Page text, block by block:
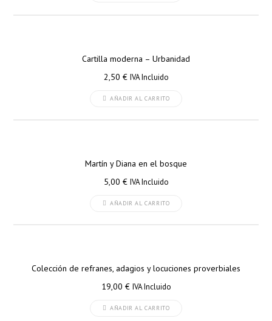
Cartilla moderna – Urbanidad
2,50 € IVA Incluido
AÑADIR AL CARRITO
Martín y Diana en el bosque
5,00 € IVA Incluido
AÑADIR AL CARRITO
Colección de refranes, adagios y locuciones proverbiales
19,00 € IVA Incluido
AÑADIR AL CARRITO